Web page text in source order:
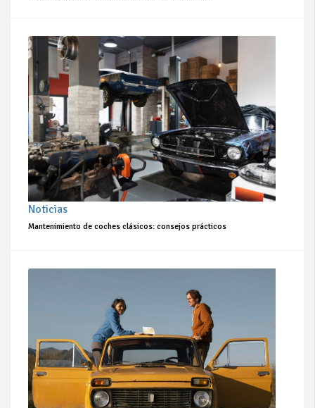
Noticias
Mantenimiento de coches clásicos: consejos prácticos